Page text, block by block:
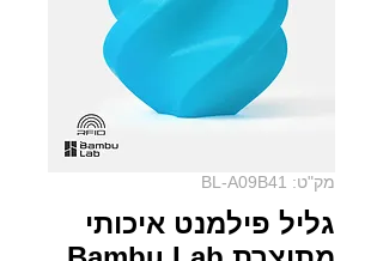
מק"ט: BL-A09B41
גליל פילמנט איכותי